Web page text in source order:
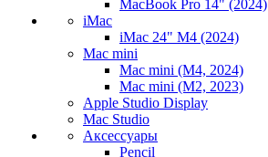
MacBook Pro 14" (2024)
iMac
iMac 24" M4 (2024)
Mac mini
Mac mini (M4, 2024)
Mac mini (M2, 2023)
Apple Studio Display
Mac Studio
Аксессуары
Pencil